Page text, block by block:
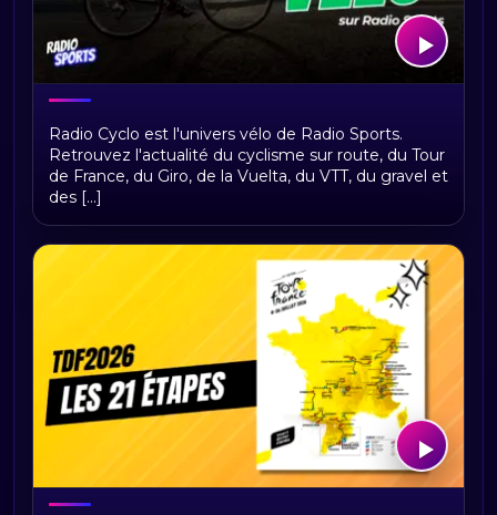
Bienvenue sur Radio Cyclo, votre
univers vélo
Radio Cyclo est l'univers vélo de Radio Sports.
Retrouvez l'actualité du cyclisme sur route, du Tour
de France, du Giro, de la Vuelta, du VTT, du gravel et
des [...]